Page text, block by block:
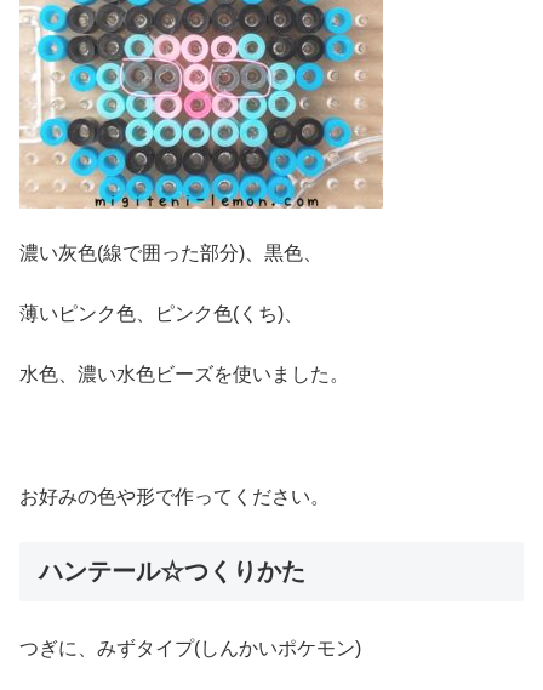
濃い灰色(線で囲った部分)、黒色、
薄いピンク色、ピンク色(くち)、
水色、濃い水色ビーズを使いました。
お好みの色や形で作ってください。
ハンテール☆つくりかた
つぎに、みずタイプ(しんかいポケモン)